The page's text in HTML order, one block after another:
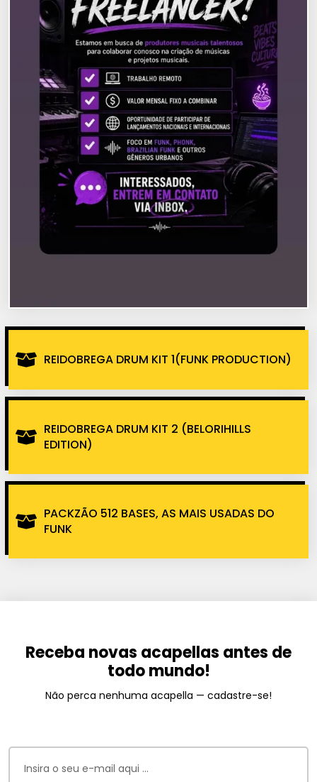
REIDOBREGA DRUM KIT 1(FUNK PRODUCTION)
REIDOBREGA DRUM KIT 2 (BELORIHILLS
EDITION)
PACKZÃO 512 BASES, AS MAIS USADAS DO
FUNK
Receba novas acapellas antes de
todo mundo!
Não perca nenhuma acapella — cadastre-se!